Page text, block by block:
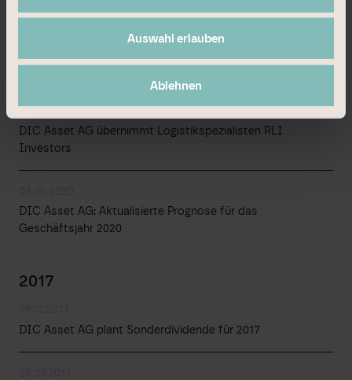
Auswahl erlauben
Ablehnen
22.12.2021
23.12.2020
DIC Asset AG übernimmt Logistikspezialisten RLI
Investors
DIC Asset AG: Aktualisierte Prognose für das
Geschäftsjahr 2020
2017
DIC Asset AG plant Sonderdividende für 2017